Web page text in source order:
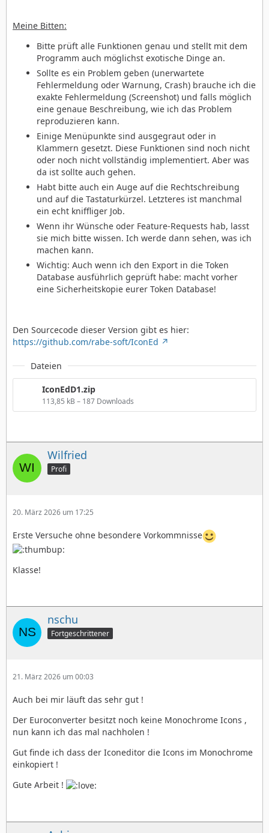
Meine Bitten:
Bitte prüft alle Funktionen genau und stellt mit dem
Programm auch möglichst exotische Dinge an.
Sollte es ein Problem geben (unerwartete
Fehlermeldung oder Warnung, Crash) brauche ich die
exakte Fehlermeldung (Screenshot) und falls möglich
eine genaue Beschreibung, wie ich das Problem
reproduzieren kann.
Einige Menüpunkte sind ausgegraut oder in
Klammern gesetzt. Diese Funktionen sind noch nicht
oder noch nicht vollständig implementiert. Aber was
da ist sollte auch gehen.
Habt bitte auch ein Auge auf die Rechtschreibung
und auf die Tastaturkürzel. Letzteres ist manchmal
ein echt kniffliger Job.
Wenn ihr Wünsche oder Feature-Requests hab, lasst
sie mich bitte wissen. Ich werde dann sehen, was ich
machen kann.
Wichtig: Auch wenn ich den Export in die Token
Database ausführlich geprüft habe: macht vorher
eine Sicherheitskopie eurer Token Database!
Den Sourcecode dieser Version gibt es hier:
https://github.com/rabe-soft/IconEd
Dateien
IconEdD1.zip
113,85 kB – 187 Downloads
Wilfried
Profi
20. März 2026 um 17:25
Erste Versuche ohne besondere Vorkommnisse
Klasse!
nschu
Fortgeschrittener
21. März 2026 um 00:03
Auch bei mir läuft das sehr gut !
Der Euroconverter besitzt noch keine Monochrome Icons ,
nun kann ich das mal nachholen !
Gut finde ich dass der Iconeditor die Icons im Monochrome
einkopiert !
Gute Arbeit !